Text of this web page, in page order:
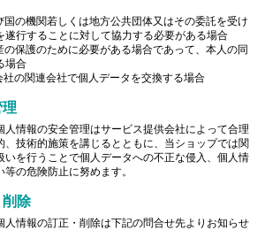
の機関若しくは地方公共団体又はその委託を受け
遂行することに対して協力する必要がある場合
保護のために必要がある場合であって、本人の同
場合
の関連会社で個人データを交換する場合
人情報の安全管理はサービス提供会社によって合理
、技術的施策を講じるとともに、当ショップでは関
いを行うことで個人データへの不正な侵入、個人情
の危険防止に努めます。
除
人情報の訂正・削除は下記の問合せ先よりお知らせ